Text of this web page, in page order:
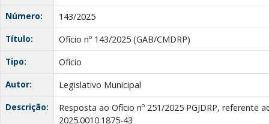
Número:
143/2025
Título:
Ofício nº 143/2025 (GAB/CMDRP)
Tipo:
Ofício
Autor:
Legislativo Municipal
Descrição:
Resposta ao Ofício nº 251/2025 PGJDRP, referente
2025.0010.1875-43